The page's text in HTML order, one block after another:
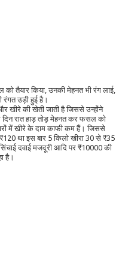
तैयार किया, उनकी मेहनत भी रंग लाई,
रंगत उड़ी हुई है।
खीरे की खेती जाती है जिससे उन्होंने
रात हाड़ तोड़ मेहनत कर फसल को
में खीरे के दाम काफी कम हैं। जिससे
₹120 था इस बार 5 किलो खीरा 30 से ₹35
दवाई मजदूरी आदि पर ₹10000 की
है।